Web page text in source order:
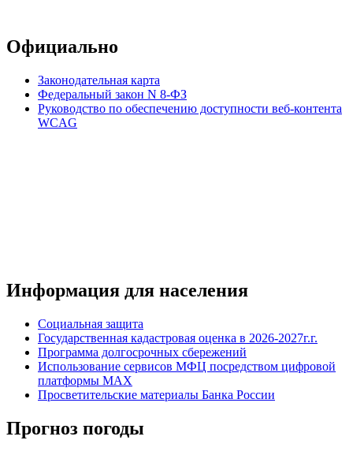
Официально
Законодательная карта
Федеральный закон N 8-ФЗ
Руководство по обеспечению доступности веб-контента
WCAG
Информация для населения
Социальная защита
Государственная кадастровая оценка в 2026-2027г.г.
Программа долгосрочных сбережений
Использование сервисов МФЦ посредством цифровой
платформы MAX
Просветительские материалы Банка России
Прогноз погоды